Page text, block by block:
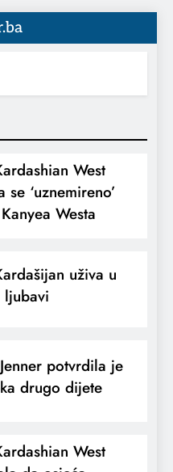
West
se ‘uznemireno’
Westa
uživa u
ljubavi
potvrdila je
drugo dijete
West